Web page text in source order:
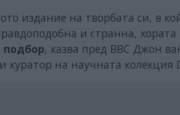
издание на творбата си, в
и странна,
подбор, казва пред ВВС Джон
на научната колекция